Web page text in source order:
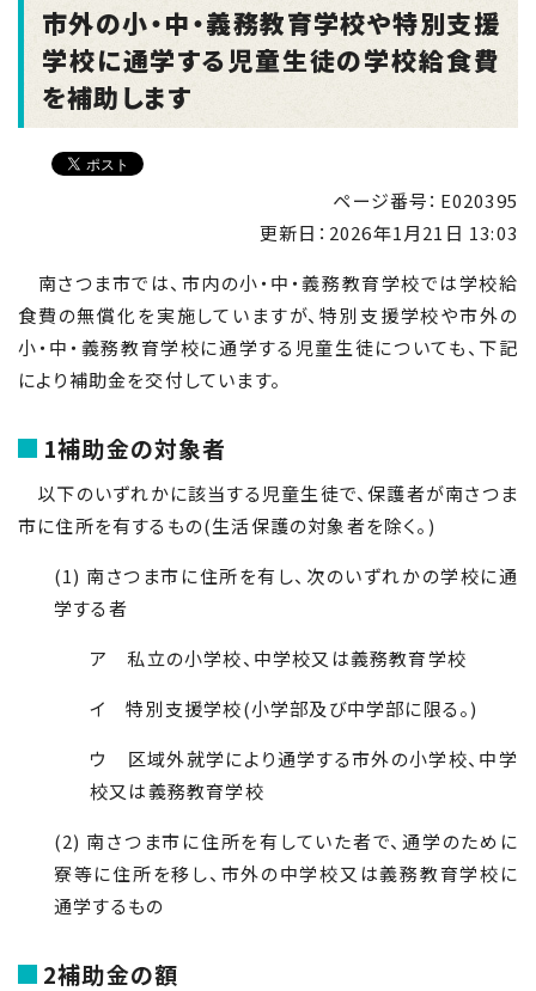
市外の小・中・義務教育学校や特別支援
学校に通学する児童生徒の学校給食費
を補助します
ページ番号：E020395
更新日： 2026年1月21日 13:03
南さつま市では、市内の小・中・義務教育学校では学校給
食費の無償化を実施していますが、特別支援学校や市外の
小・中・義務教育学校に通学する児童生徒についても、下記
により補助金を交付しています。
1補助金の対象者
以下のいずれかに該当する児童生徒で、保護者が南さつま
市に住所を有するもの(生活保護の対象者を除く。)
(1) 南さつま市に住所を有し、次のいずれかの学校に通
学する者
ア 私立の小学校、中学校又は義務教育学校
イ 特別支援学校(小学部及び中学部に限る。)
ウ 区域外就学により通学する市外の小学校、中学
校又は義務教育学校
(2) 南さつま市に住所を有していた者で、通学のために
寮等に住所を移し、市外の中学校又は義務教育学校に
通学するもの
2補助金の額